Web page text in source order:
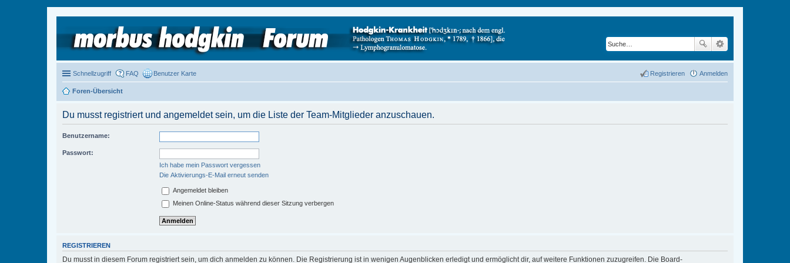
Schnellzugriff FAQ Benutzer Karte Anmelden
Registrieren
Foren-Übersicht
Du musst registriert und angemeldet sein, um die Liste der Team-Mitglieder anzuschauen.
Benutzername:
Passwort:
Ich habe mein Passwort vergessen
Die Aktivierungs-E-Mail erneut senden
Angemeldet bleiben
Meinen Online-Status während dieser Sitzung verbergen
REGISTRIEREN
Du musst in diesem Forum registriert sein, um dich anmelden zu können. Die Registrierung ist in wenigen Augenblicken erledigt und ermöglicht dir, auf weitere Funktionen zuzugreifen. Die Board-